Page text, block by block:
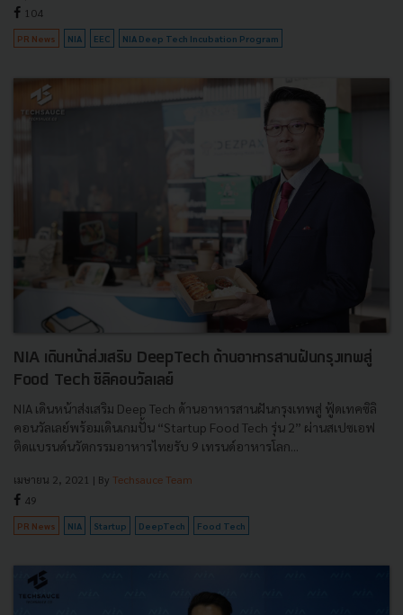
104
PR News NIA EEC NIA Deep Tech Incubation Program
NIA เดินหน้าส่งเสริม DeepTech ด้านอาหารสานฝันกรุงเทพสู่
Food Tech ซิลิคอนวัลเลย์
NIA เดินหน้าส่งเสริม Deep Tech ด้านอาหารสานฝันกรุงเทพสู่ ฟู้ดเทคซิลิ
คอนวัลเลย์พร้อมเดินเกมปั้น “Startup Food Tech รุ่น 2” ผ่านสเปซเอฟ
ติดแบรนด์นวัตกรรมอาหารไทยรับ 9 เทรนด์อาหารโลก...
เมษายน 2, 2021 | By Techsauce Team
49
PR News NIA Startup DeepTech Food Tech